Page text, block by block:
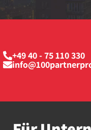
+49 40 - 75 110 330